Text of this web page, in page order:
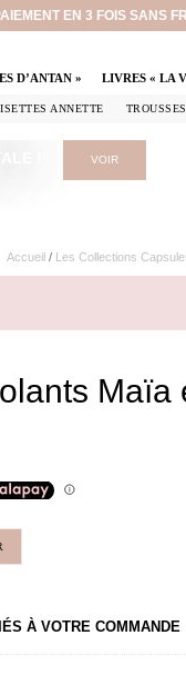
EN 3 FOIS SANS
D’ANTAN » LIVRES « LA
ANNETTE TROUSSES
VOIR
Accueil / Les Collections
Maïa
À VOTRE COMMANDE